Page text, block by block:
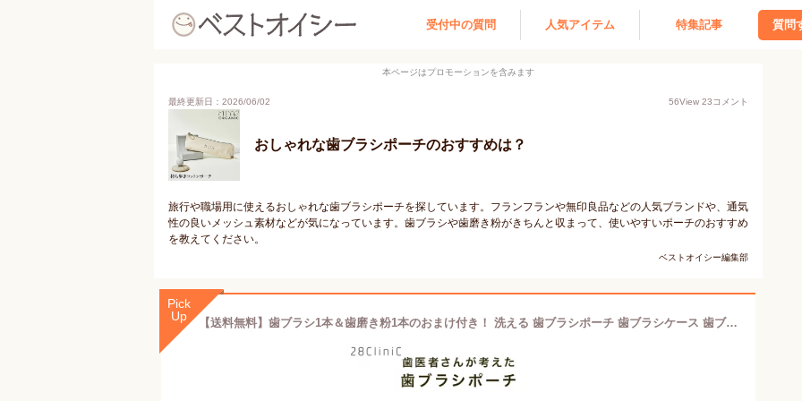
受付中の質問 人気アイテム 特集記事 質問
本ページはプロモーションを含みます
最終更新日：2026/06/02 56View 23コメント
おしゃれな歯ブラシポーチのおすすめは？
旅行や職場用に使えるおしゃれな歯ブラシポーチを探しています。フランフランや無印良品などの人気ブランドや、通気
性の良いメッシュ素材などが気になっています。歯ブラシや歯磨き粉がきちんと収まって、使いやすいポーチのおすすめ
を教えてください。
ベストオイシー編集部
Pick
Up
【送料無料】歯ブラシ1本＆歯磨き粉1本のおまけ付き！ 洗える 歯ブラシポーチ 歯ブラシケース 歯ブラシ ポーチ ケース メッシュ 清潔 通気性 携帯用 トラベル 旅行 収納 コンパクト 歯科医院 歯科医師 歯科衛生士 矯正